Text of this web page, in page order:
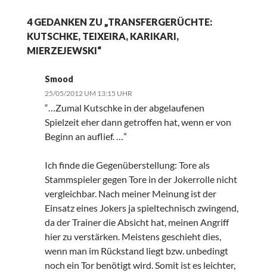
4 GEDANKEN ZU „TRANSFERGERÜCHTE:
KUTSCHKE, TEIXEIRA, KARIKARI,
MIERZEJEWSKI“
Smood
25/05/2012 UM 13:15 UHR
“…Zumal Kutschke in der abgelaufenen
Spielzeit eher dann getroffen hat, wenn er von
Beginn an auflief. …”
Ich finde die Gegenüberstellung: Tore als
Stammspieler gegen Tore in der Jokerrolle nicht
vergleichbar. Nach meiner Meinung ist der
Einsatz eines Jokers ja spieltechnisch zwingend,
da der Trainer die Absicht hat, meinen Angriff
hier zu verstärken. Meistens geschieht dies,
wenn man im Rückstand liegt bzw. unbedingt
noch ein Tor benötigt wird. Somit ist es leichter,